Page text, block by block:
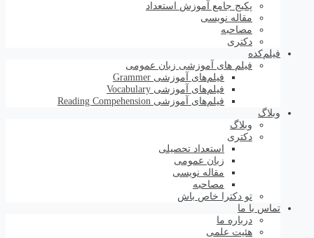
پکیج جامع آموزش استعداد
مقاله نویسی
مصاحبه
دکتری
فیلم‌کده
فیلم های آموزشی زبان عمومی
فیلم‌های آموزشی Grammer
فیلم‌های آموزشی Vocabulary
فیلم‌های آموزشی Reading Compehension
وبلاگ
وبلاگ
دکتری
استعداد تحصیلی
زبان عمومی
مقاله نویسی
مصاحبه
تو دکترا خاص باش
تماس با ما
درباره ما
هئیت علمی